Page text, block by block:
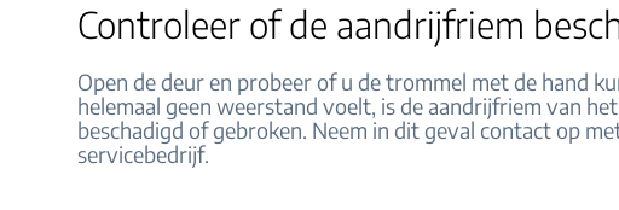
Controleer of de aandrijfriem
Open de deur en probeer of u de trommel met de hand
helemaal geen weerstand voelt, is de aandrijfriem van
beschadigd of gebroken. Neem in dit geval contact op
servicebedrijf.